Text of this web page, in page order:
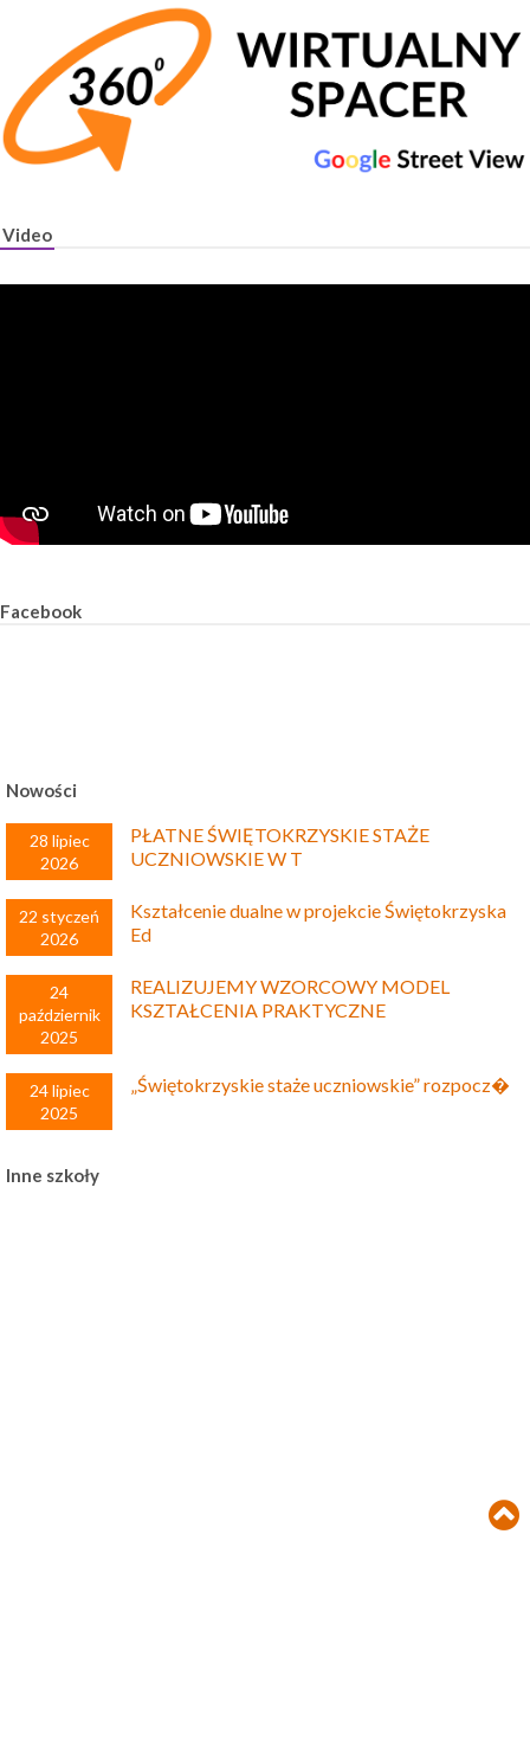
Video
Facebook
Nowości
28 lipiec
2026
PŁATNE ŚWIĘTOKRZYSKIE STAŻE
UCZNIOWSKIE W T
22 styczeń
2026
Kształcenie dualne w projekcie Świętokrzyska
Ed
24
październik
2025
REALIZUJEMY WZORCOWY MODEL
KSZTAŁCENIA PRAKTYCZNE
24 lipiec
2025
„Świętokrzyskie staże uczniowskie” rozpocz�
Inne szkoły